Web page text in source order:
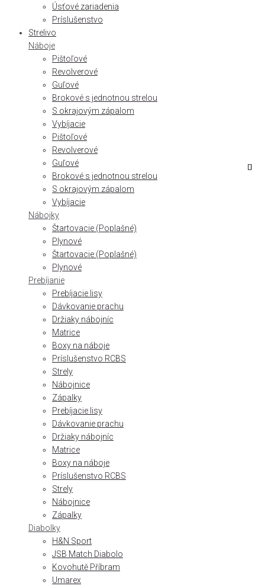
Úsťové zariadenia
Príslušenstvo
Strelivo
Náboje
Pištoľové
Revolverové
Guľové
Brokové s jednotnou strelou
S okrajovým zápalom
Vybíjacie
Pištoľové
Revolverové
Guľové
Brokové s jednotnou strelou
S okrajovým zápalom
Vybíjacie
Nábojky
Štartovacie (Poplašné)
Plynové
Štartovacie (Poplašné)
Plynové
Prebíjanie
Prebíjacie lisy
Dávkovanie prachu
Držiaky nábojníc
Matrice
Boxy na náboje
Príslušenstvo RCBS
Strely
Nábojnice
Zápalky
Prebíjacie lisy
Dávkovanie prachu
Držiaky nábojníc
Matrice
Boxy na náboje
Príslušenstvo RCBS
Strely
Nábojnice
Zápalky
Diabolky
H&N Sport
JSB Match Diabolo
Kovohutě Příbram
Umarex